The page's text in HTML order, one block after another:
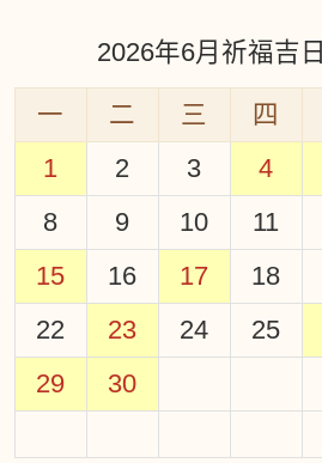
2026年6月祈福吉日
一 二 三 四
1
2 3 4
8
9 10 11
15
16 17 18
22
23 24 25
29
30